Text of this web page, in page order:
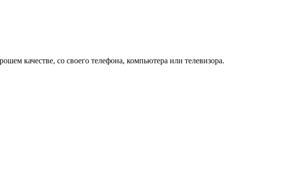
качестве, со своего телефона, компьютера или телевизора.